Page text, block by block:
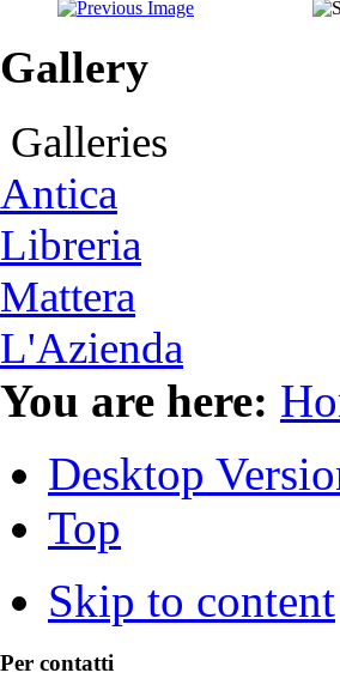
Gallery
Galleries
Antica
Libreria
Mattera
L'Azienda
You are here:
Desktop
Top
Skip to content
Per contatti